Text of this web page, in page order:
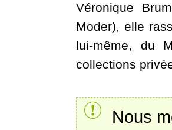
Véronique
Moder), elle
lui-même, du
collections
Nous